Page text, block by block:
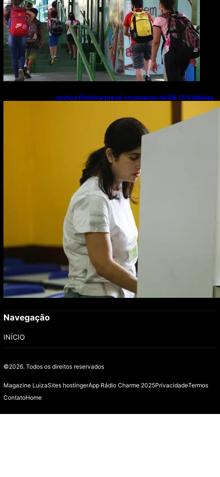
Justiça Eleitoral prevê orçamento de R$ 13,9 bilhões
Navegação
INÍCIO
©2026. Todos os direitos reservados
Magazine LuizaSites hostingerApp Rádio Charme 2025PrivacidadeTermos
ContatoHome